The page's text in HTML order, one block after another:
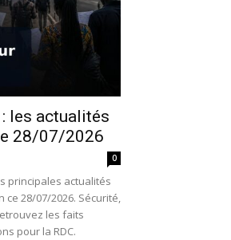
les actualités
28/07/2026
0
principales actualités
28/07/2026. Sécurité,
les faits
pour la RDC.